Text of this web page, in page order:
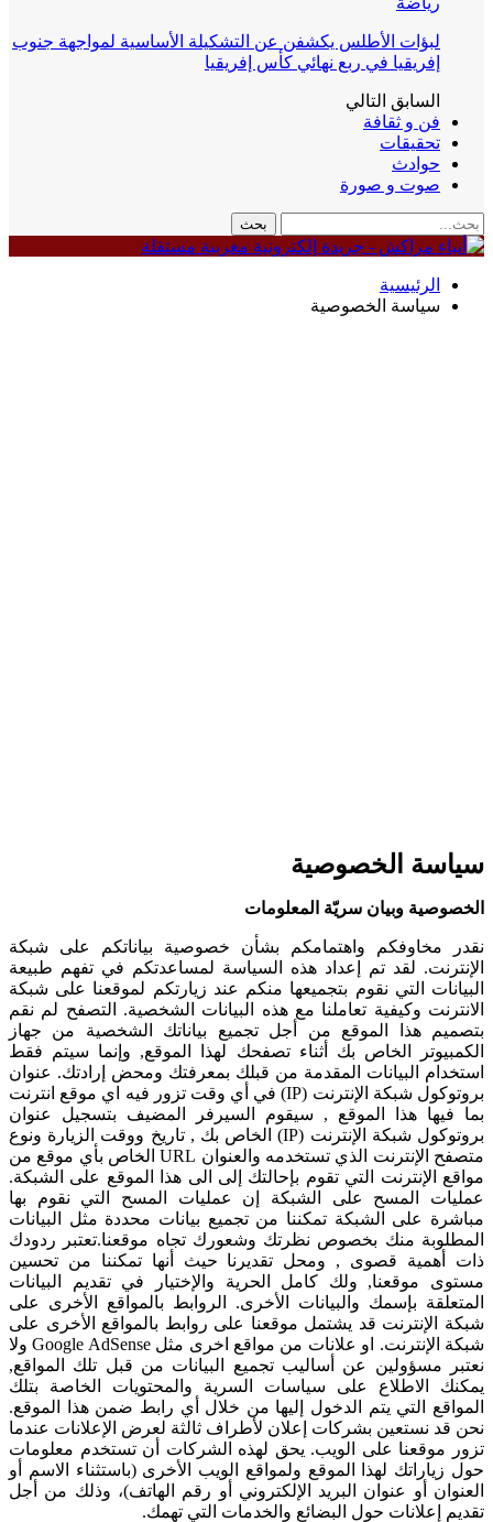
لبؤات الأطلس يكشفن عن التشكيلة الأساسية لمواجهة جنوب
إفريقيا في ربع نهائي كأس إفريقيا
السابق التالي
فن و ثقافة
تحقيقات
حوادث
صوت و صورة
الرئيسية
سياسة الخصوصية
سياسة الخصوصية
الخصوصية وبيان سريّة المعلومات
نقدر مخاوفكم واهتمامكم بشأن خصوصية بياناتكم على شبكة
الإنترنت. لقد تم إعداد هذه السياسة لمساعدتكم في تفهم طبيعة
البيانات التي نقوم بتجميعها منكم عند زيارتكم لموقعنا على شبكة
الانترنت وكيفية تعاملنا مع هذه البيانات الشخصية. التصفح لم نقم
بتصميم هذا الموقع من أجل تجميع بياناتك الشخصية من جهاز
الكمبيوتر الخاص بك أثناء تصفحك لهذا الموقع, وإنما سيتم فقط
استخدام البيانات المقدمة من قبلك بمعرفتك ومحض إرادتك. عنوان
بروتوكول شبكة الإنترنت (IP) في أي وقت تزور فيه اي موقع انترنت
بما فيها هذا الموقع , سيقوم السيرفر المضيف بتسجيل عنوان
بروتوكول شبكة الإنترنت (IP) الخاص بك , تاريخ ووقت الزيارة ونوع
متصفح الإنترنت الذي تستخدمه والعنوان URL الخاص بأي موقع من
مواقع الإنترنت التي تقوم بإحالتك إلى الى هذا الموقع على الشبكة.
عمليات المسح على الشبكة إن عمليات المسح التي نقوم بها
مباشرة على الشبكة تمكننا من تجميع بيانات محددة مثل البيانات
المطلوبة منك بخصوص نظرتك وشعورك تجاه موقعنا.تعتبر ردودك
ذات أهمية قصوى , ومحل تقديرنا حيث أنها تمكننا من تحسين
مستوى موقعنا, ولك كامل الحرية والإختيار في تقديم البيانات
المتعلقة بإسمك والبيانات الأخرى. الروابط بالمواقع الأخرى على
شبكة الإنترنت قد يشتمل موقعنا على روابط بالمواقع الأخرى على
شبكة الإنترنت. او علانات من مواقع اخرى مثل Google AdSense ولا
نعتبر مسؤولين عن أساليب تجميع البيانات من قبل تلك المواقع,
يمكنك الاطلاع على سياسات السرية والمحتويات الخاصة بتلك
المواقع التي يتم الدخول إليها من خلال أي رابط ضمن هذا الموقع.
نحن قد نستعين بشركات إعلان لأطراف ثالثة لعرض الإعلانات عندما
تزور موقعنا على الويب. يحق لهذه الشركات أن تستخدم معلومات
حول زياراتك لهذا الموقع ولمواقع الويب الأخرى (باستثناء الاسم أو
العنوان أو عنوان البريد الإلكتروني أو رقم الهاتف)، وذلك من أجل
تقديم إعلانات حول البضائع والخدمات التي تهمك.